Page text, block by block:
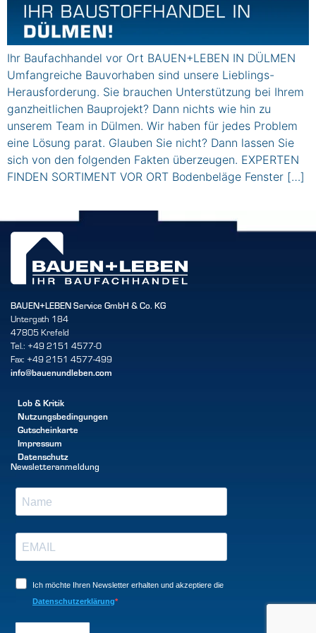
Ihr Baufachhandel vor Ort BAUEN+LEBEN IN DÜLMEN
Umfangreiche Bauvorhaben sind unsere Lieblings-
Herausforderung. Sie brauchen Unterstützung bei Ihrem
ganzheitlichen Bauprojekt? Dann nichts wie hin zu
unserem Team in Dülmen. Wir haben für jedes Problem
eine Lösung parat. Glauben Sie nicht? Dann lassen Sie
sich von den folgenden Fakten überzeugen. EXPERTEN
FINDEN SORTIMENT VOR ORT Bodenbeläge Fenster […]
BAUEN+LEBEN Service GmbH & Co. KG
Untergath 184
47805 Krefeld
Tel.: +49 2151 4577-0
Fax: +49 2151 4577-499
info@bauenundleben.com
Lob & Kritik
Nutzungsbedingungen
Gutscheinkarte
Impressum
Datenschutz
Newsletteranmeldung
Ich möchte Ihren Newsletter erhalten und akzeptiere die
Datenschutzerklärung